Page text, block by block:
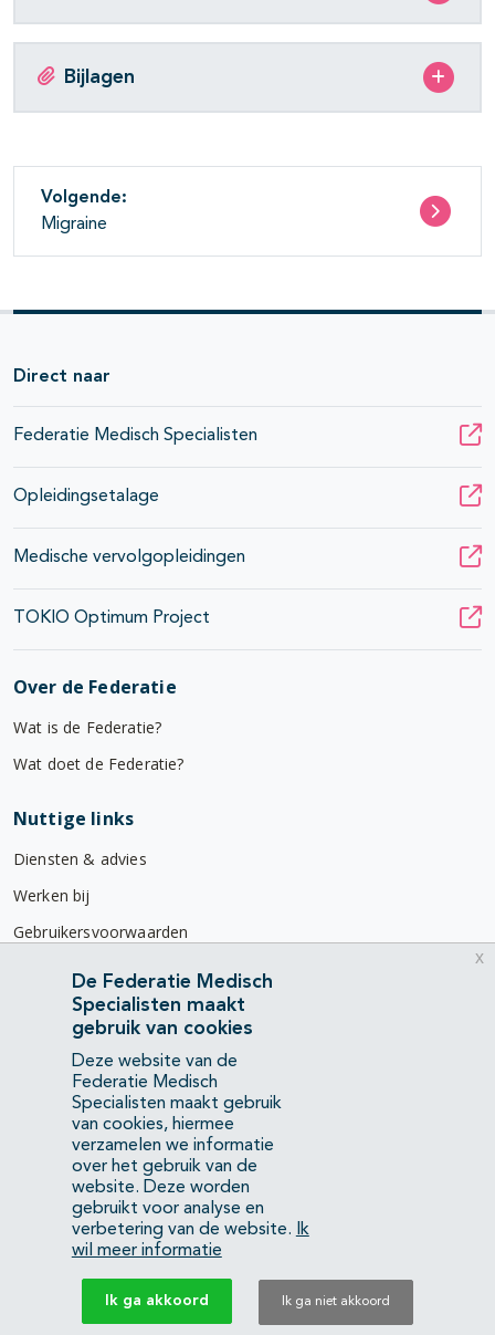
Bijlagen
Volgende:
Migraine
Direct naar
Federatie Medisch Specialisten
Opleidingsetalage
Medische vervolgopleidingen
TOKIO Optimum Project
Over de Federatie
Wat is de Federatie?
Wat doet de Federatie?
Nuttige links
Diensten & advies
Werken bij
Gebruikersvoorwaarden
Privacyverklaring
Contact
Mercatorlaan 1200
3528 BL Utrecht
(088) 505 34 34
info@richtlijnendatabase.nl
YouTubeLinkedIn
KvK Federatie Medisch Specialisten:40483480
Privacyverklaring
De Federatie Medisch
Specialisten maakt
gebruik van cookies
Deze website van de
Federatie Medisch
Specialisten maakt gebruik
van cookies, hiermee
verzamelen we informatie
over het gebruik van de
website. Deze worden
gebruikt voor analyse en
verbetering van de website.
Ik
wil meer informatie
Ik ga akkoord Ik ga niet akkoord
x